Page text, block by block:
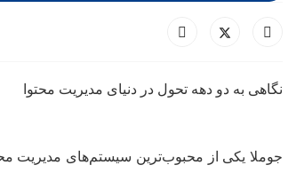
نگاهی به دو دهه تحول در دنیای مدیریت محتوا